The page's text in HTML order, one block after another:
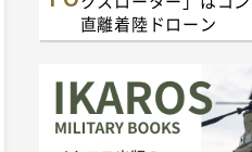
直離着陸ドローン